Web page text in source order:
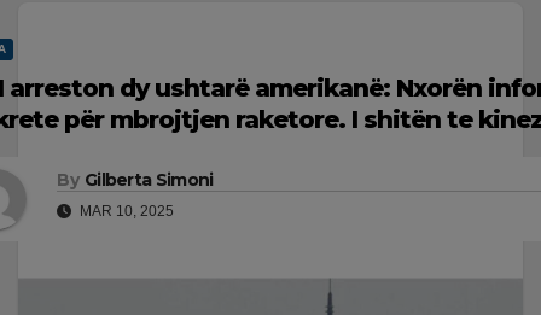
arreston dy ushtarë amerikanë: Nxorën
për mbrojtjen raketore. I shitën te
By Gilberta Simoni
MAR 10, 2025